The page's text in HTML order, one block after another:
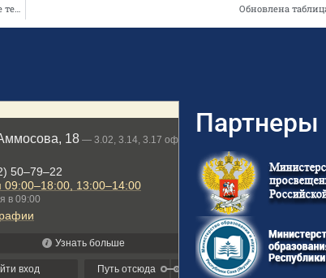
Обновлена
Партнеры